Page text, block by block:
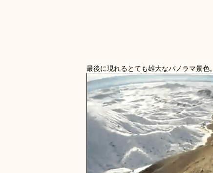
最後に現れるとても雄大なパノラマ景色。